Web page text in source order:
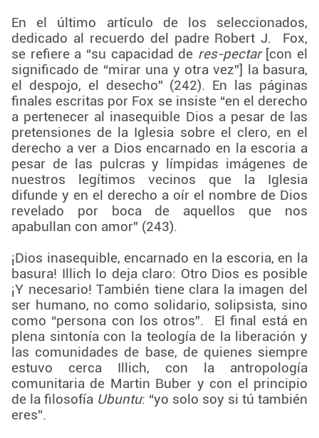
En el último artículo de los seleccionados,
dedicado al recuerdo del padre Robert J. Fox,
se refiere a “su capacidad de res-pectar[con el
significado de “mirar una y otra vez”] la basura,
el despojo, el desecho” (242). En las páginas
finales escritas por Fox se insiste “en el derecho
a pertenecer al inasequible Dios a pesar de las
pretensiones de la Iglesia sobre el clero, en el
derecho a ver a Dios encarnado en la escoria a
pesar de las pulcras y límpidas imágenes de
nuestros legítimos vecinos que la Iglesia
difunde y en el derecho a oír el nombre de Dios
revelado por boca de aquellos que nos
apabullan con amor” (243).
¡Dios inasequible, encarnado en la escoria, en la
basura! Illich lo deja claro: Otro Dios es posible
¡Y necesario! También tiene clara la imagen del
ser humano, no como solidario, solipsista, sino
como “persona con los otros”. El final está en
plena sintonía con la teología de la liberación y
las comunidades de base, de quienes siempre
estuvo cerca Illich, con la antropología
comunitaria de Martin Buber y con el principio
de la filosofía Ubuntu: “yo solo soy si tú también
eres”.